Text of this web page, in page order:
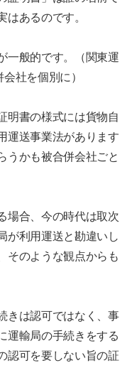
はあるのです。
一般的です。（関東運
社を個別に）
明書の様式には貨物自
運送事業法があります
うかも被合併会社ごと
場合、今の時代は取次
が利用運送と勘違いし
そのような観点からも
きは認可ではなく、事
運輸局の手続きをする
認可を要しない旨の証